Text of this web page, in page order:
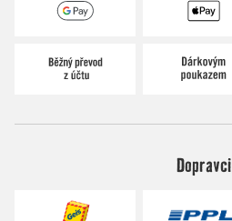
Dopravci